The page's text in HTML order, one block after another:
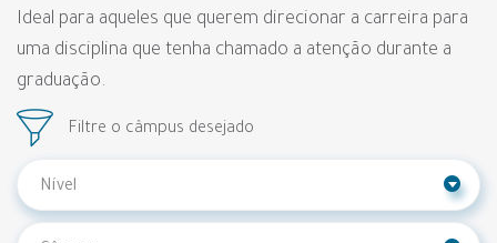
Ideal para aqueles que querem direcionar a carreira para
uma disciplina que tenha chamado a atenção durante a
graduação.
Filtre o câmpus desejado